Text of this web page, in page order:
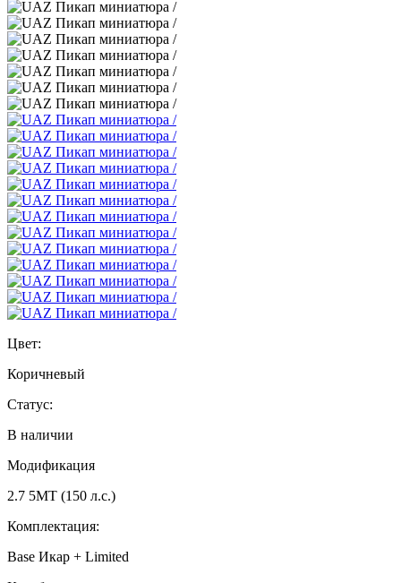
Цвет:
Коричневый
Статус:
В наличии
Модификация
2.7 5МТ (150 л.с.)
Комплектация:
Base Икар + Limited